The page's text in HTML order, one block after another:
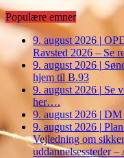
Populære emner
9. august 2026 |
Ravsted 2026 – Se
9. august 2026 |
hjem til B.93
9. august 2026 | Se
her….
9. august 2026 | DM
9. august 2026 |
Vejledning om
uddannelsessteder